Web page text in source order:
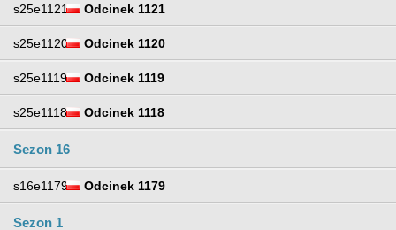
s25e1121 Odcinek 1121
s25e1120 Odcinek 1120
s25e1119 Odcinek 1119
s25e1118 Odcinek 1118
Sezon 16
s16e1179 Odcinek 1179
Sezon 1